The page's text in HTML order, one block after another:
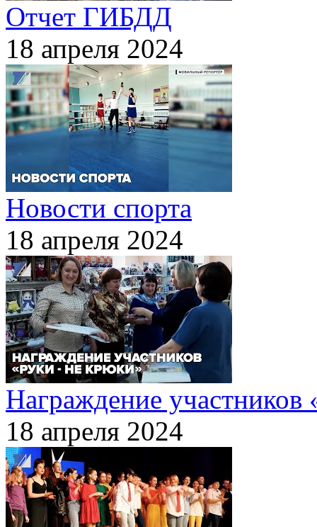
Отчет ГИБДД
18 апреля 2024
Новости спорта
18 апреля 2024
Награждение
18 апреля 2024